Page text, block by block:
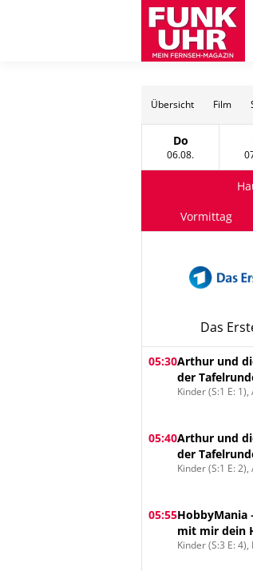
Übersicht Film
Donnerstag,
Do
06.08.
Vormittag
Das
05:30Arthur und
der
Kinder (S:1 E:
05:40Arthur und
der
Kinder (S:1 E:
05:55HobbyMania
mit mir dein
Kinder (S:3 E: 4),